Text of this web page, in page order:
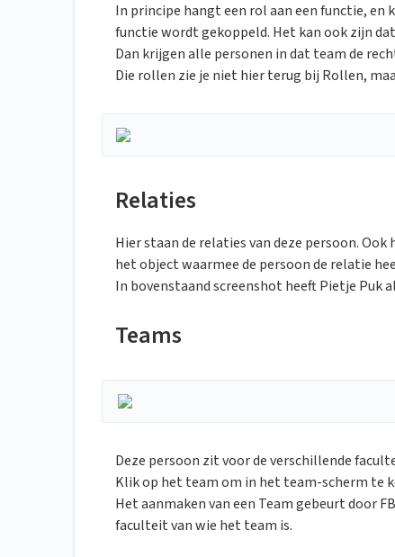
In principe hangt een rol aan een functie, en
functie wordt gekoppeld. Het kan ook zijn
Dan krijgen alle personen in dat team de
Die rollen zie je niet hier terug bij Rollen,
Relaties
Hier staan de relaties van deze persoon.
het object waarmee de persoon de relatie
In bovenstaand screenshot heeft Pietje Puk
Teams
Deze persoon zit voor de verschillende
Klik op het team om in het team-scherm te
Het aanmaken van een Team gebeurt door
faculteit van wie het team is.